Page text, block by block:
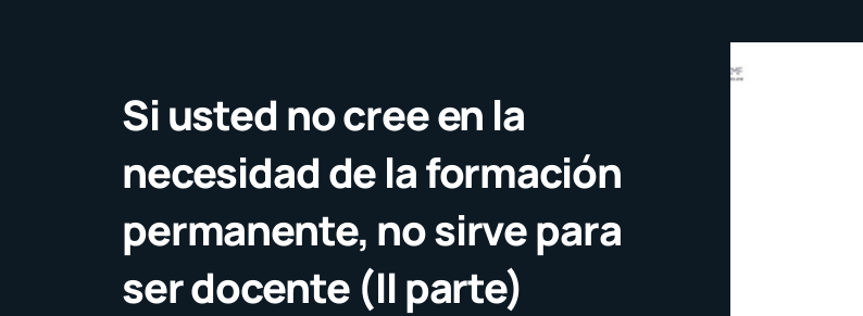
Si usted no cree en la
necesidad de la formación
permanente, no sirve para
ser docente (II parte)